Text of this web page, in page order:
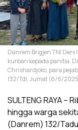
Danrem Brigjen TNI
kurban kepada panitia.
Chrishardjoko, para
132/Tdl, Jumat (6/6/
SULTENG RAYA –
hingga warga
(Danrem) 132/